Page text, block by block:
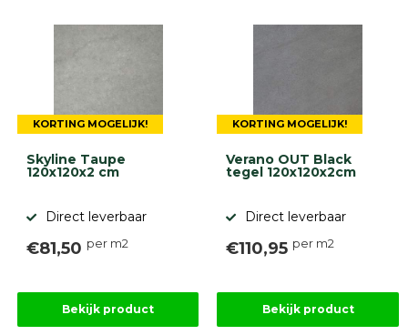
KORTING MOGELIJK!
Skyline Taupe
120x120x2 cm
Direct leverbaar
€81,50 per m2
Bekijk product
KORTING MOGELIJK!
Verano OUT Black
tegel 120x120x2cm
Direct leverbaar
€110,95 per m2
Bekijk product